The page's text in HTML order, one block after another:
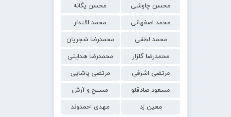
محسن چاوشی
محسن یگانه
محمد اصفهانی
محمد اقتدار
محمد لطفی
محمدرضا شجریان
محمدرضا گلزار
محمدرضا هدایتی
مرتضی اشرفی
مرتضی پاشایی
مسعود صادقلو
مسیح و آرش
معین زد
مهدی احمدوند